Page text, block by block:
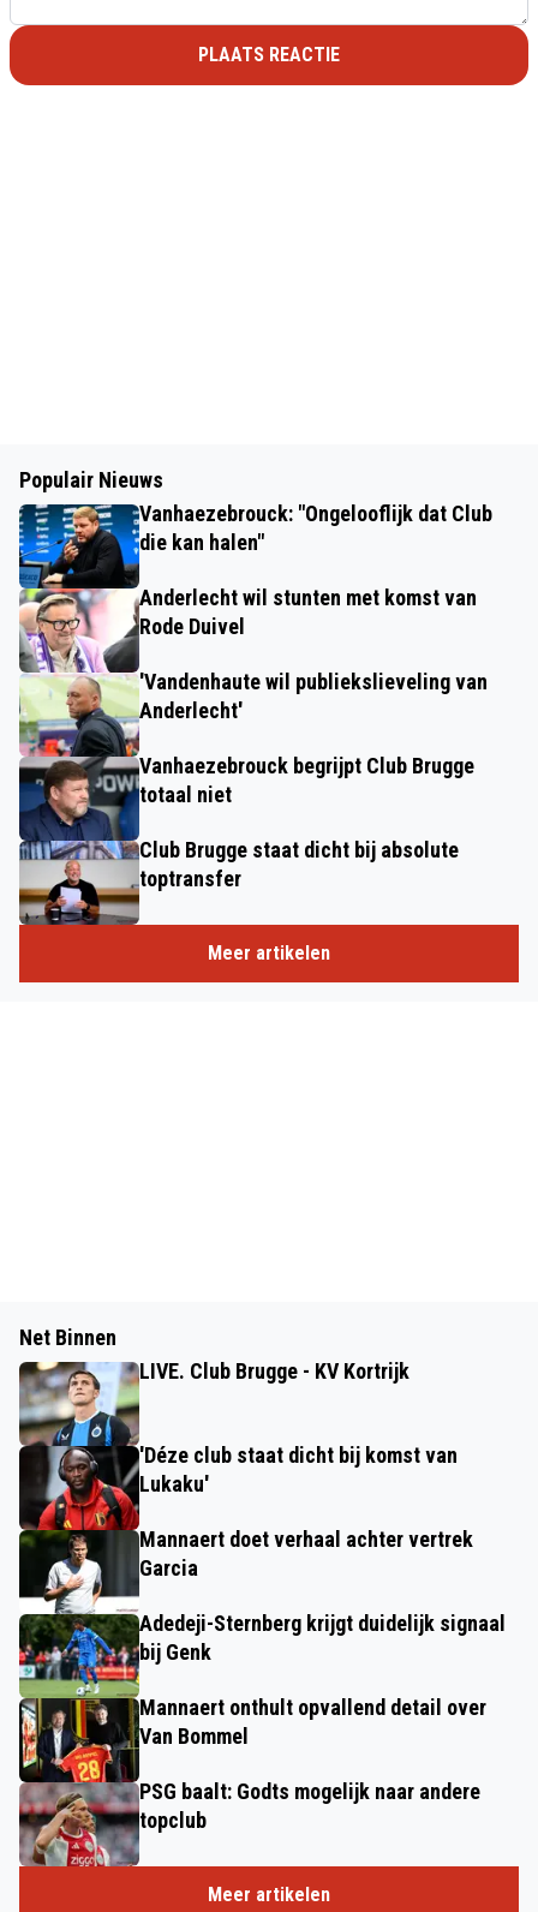
PLAATS REACTIE
Populair Nieuws
Vanhaezebrouck: "Ongelooflijk dat Club
die kan halen"
Anderlecht wil stunten met komst van
Rode Duivel
'Vandenhaute wil publiekslieveling van
Anderlecht'
Vanhaezebrouck begrijpt Club Brugge
totaal niet
Club Brugge staat dicht bij absolute
toptransfer
Meer artikelen
Net Binnen
LIVE. Club Brugge - KV Kortrijk
'Déze club staat dicht bij komst van
Lukaku'
Mannaert doet verhaal achter vertrek
Garcia
Adedeji-Sternberg krijgt duidelijk signaal
bij Genk
Mannaert onthult opvallend detail over
Van Bommel
PSG baalt: Godts mogelijk naar andere
topclub
Meer artikelen